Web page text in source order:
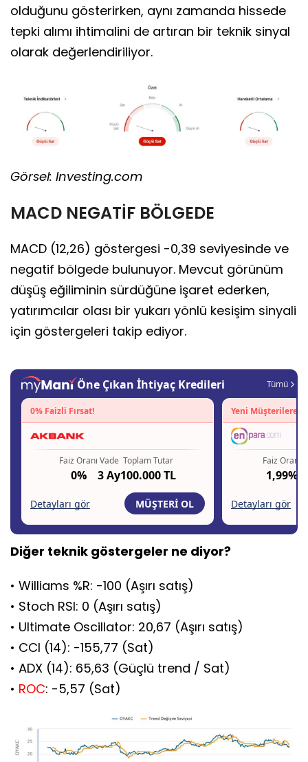
olduğunu gösterirken, aynı zamanda hissede
tepki alımı ihtimalini de artıran bir teknik sinyal
olarak değerlendiriliyor.
Görsel: Investing.com
MACD NEGATİF BÖLGEDE
MACD (12,26) göstergesi -0,39 seviyesinde ve
negatif bölgede bulunuyor. Mevcut görünüm
düşüş eğiliminin sürdüğüne işaret ederken,
yatırımcılar olası bir yukarı yönlü kesişim sinyali
için göstergeleri takip ediyor.
Diğer teknik göstergeler ne diyor?
• Williams %R: -100 (Aşırı satış)
• Stoch RSI: 0 (Aşırı satış)
• Ultimate Oscillator: 20,67 (Aşırı satış)
• CCI (14): -155,77 (Sat)
• ADX (14): 65,63 (Güçlü trend / Sat)
• ROC: -5,57 (Sat)